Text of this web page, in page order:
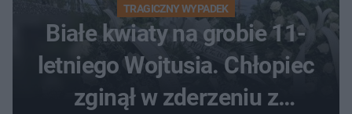
TRAGICZNY WYPADEK
Białe kwiaty na grobie 11-
letniego Wojtusia. Chłopiec
zginął w zderzeniu z